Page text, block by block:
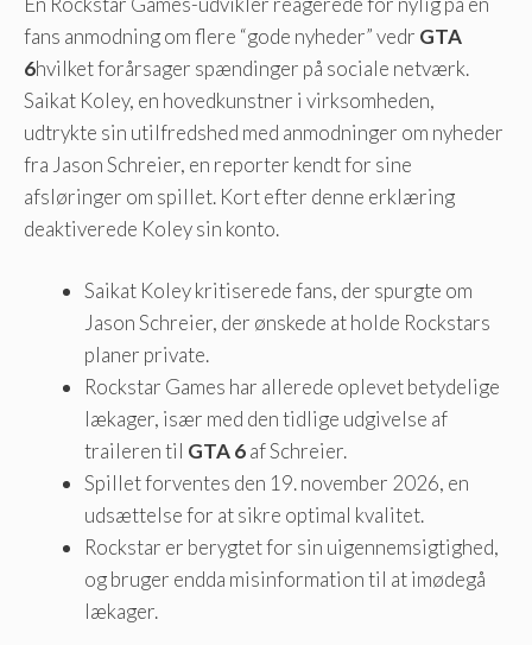
fans anmodning om flere “gode nyheder” vedr GTA
6hvilket forårsager spændinger på sociale netværk.
Saikat Koley, en hovedkunstner i virksomheden,
udtrykte sin utilfredshed med anmodninger om nyheder
fra Jason Schreier, en reporter kendt for sine
afsløringer om spillet. Kort efter denne erklæring
deaktiverede Koley sin konto.
Saikat Koley kritiserede fans, der spurgte om
Jason Schreier, der ønskede at holde Rockstars
planer private.
Rockstar Games har allerede oplevet betydelige
lækager, især med den tidlige udgivelse af
traileren til GTA 6af Schreier.
Spillet forventes den 19. november 2026, en
udsættelse for at sikre optimal kvalitet.
Rockstar er berygtet for sin uigennemsigtighed,
og bruger endda misinformation til at imødegå
lækager.